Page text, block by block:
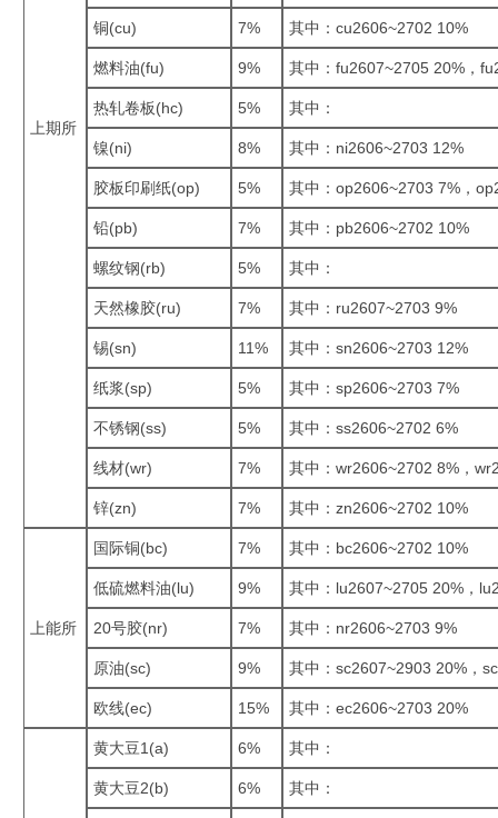
上期所
铜(cu) 7% 其中：cu2606~2702 10%
燃料油(fu) 9% 其中：fu2607~2705 20%，
热轧卷板(hc) 5% 其中：
镍(ni) 8% 其中：ni2606~2703 12%
胶板印刷纸(op) 5% 其中：op2606~2703 7%，
铅(pb) 7% 其中：pb2606~2702 10%
螺纹钢(rb) 5% 其中：
天然橡胶(ru) 7% 其中：ru2607~2703 9%
锡(sn) 11% 其中：sn2606~2703 12%
纸浆(sp) 5% 其中：sp2606~2703 7%
不锈钢(ss) 5% 其中：ss2606~2702 6%
线材(wr) 7% 其中：wr2606~2702 8%，
锌(zn) 7% 其中：zn2606~2702 10%
上能所
国际铜(bc) 7% 其中：bc2606~2702 10%
低硫燃料油(lu) 9% 其中：lu2607~2705 20%，
20号胶(nr) 7% 其中：nr2606~2703 9%
原油(sc) 9% 其中：sc2607~2903 20%，
欧线(ec) 15% 其中：ec2606~2703 20%
黄大豆1(a) 6% 其中：
黄大豆2(b) 6% 其中：